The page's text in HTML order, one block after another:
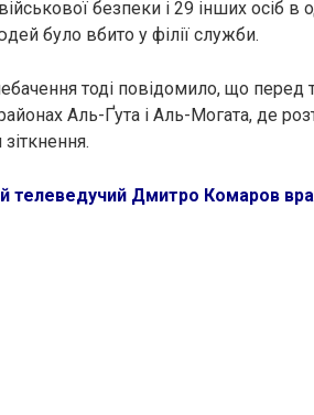
безпеки і 29 інших осіб в
було вбито у філії служби.
тоді повідомило, що перед
Аль-Ґута і Аль-Могата, де
телеведучий Дмитро Комаров